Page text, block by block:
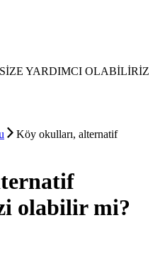
YARDIMCI OLABİLİRİZ
Köy okulları, alternatif
olabilir mi?